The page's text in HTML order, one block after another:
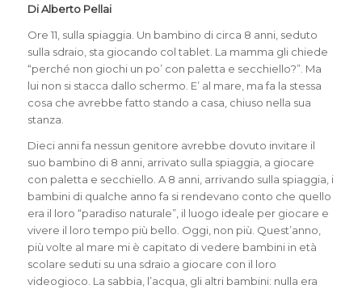
Di Alberto Pellai
Ore 11, sulla spiaggia. Un bambino di circa 8 anni, seduto
sulla sdraio, sta giocando col tablet. La mamma gli chiede
“perché non giochi un po’ con paletta e secchiello?”. Ma
lui non si stacca dallo schermo. E’ al mare, ma fa la stessa
cosa che avrebbe fatto stando a casa, chiuso nella sua
stanza.
Dieci anni fa nessun genitore avrebbe dovuto invitare il
suo bambino di 8 anni, arrivato sulla spiaggia, a giocare
con paletta e secchiello. A 8 anni, arrivando sulla spiaggia, i
bambini di qualche anno fa si rendevano conto che quello
era il loro “paradiso naturale”, il luogo ideale per giocare e
vivere il loro tempo più bello. Oggi, non più. Quest’anno,
più volte al mare mi è capitato di vedere bambini in età
scolare seduti su una sdraio a giocare con il loro
videogioco. La sabbia, l’acqua, gli altri bambini: nulla era